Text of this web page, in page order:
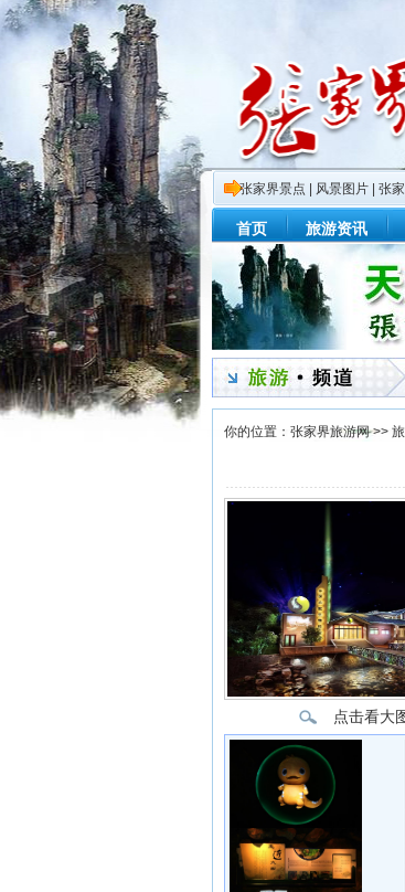
张家界景点 风景图片 张
首页 旅游资讯
你的位置： 张家界旅游网>>
点击看大